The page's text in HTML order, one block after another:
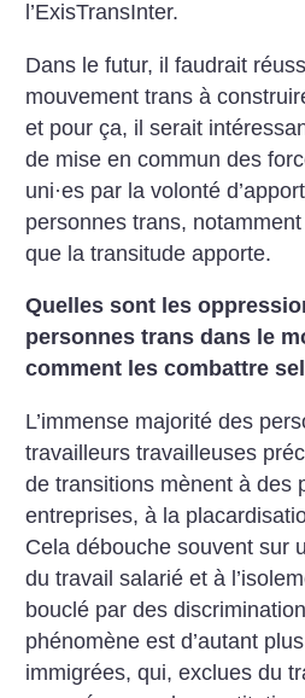
l’ExisTransInter.
Dans le futur, il faudrait
mouvement trans à
et pour ça, il serait
de mise en commun des
uni·es par la volonté
personnes trans,
que la transitude apporte.
Quelles sont les
personnes trans dans le
comment les combattre
L’immense majorité des
travail­leurs travailleuses
de transitions mènent à des
entreprises, à la
Cela débouche souvent sur
du travail salarié et à
bouclé par des
phénomène est d’autant
immigrées, qui, exclues du